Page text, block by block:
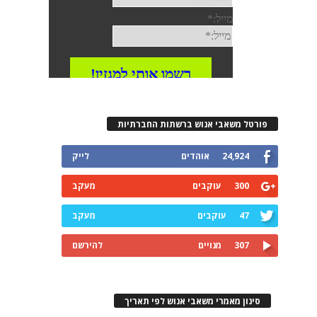
פורטל משאבי אנוש ברשתות החברתיות
24,924 אוהדים לייק
300 עוקבים מעקב
47 עוקבים מעקב
307 מנויים להירשם
סינון מאמרי משאבי אנוש לפי תאריך